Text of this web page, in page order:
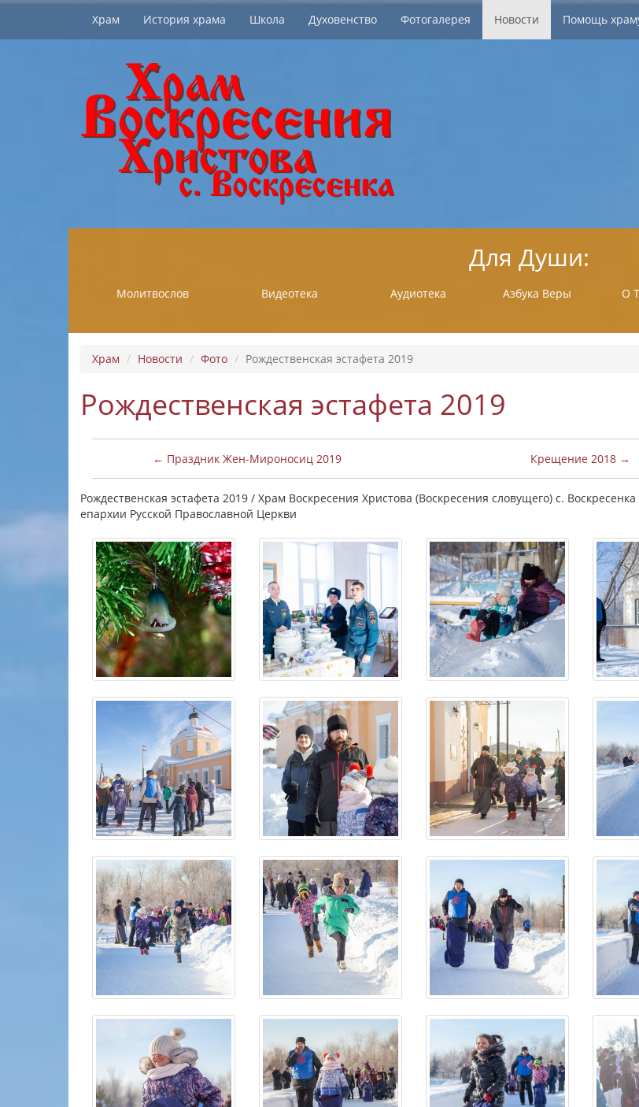
Храм История храма Школа Духовенство Фотогалерея Новости Помощь
Для Души:
Молитвослов Видеотека Аудиотека Азбука Веры О
Храм Новости Фото Рождественская эстафета 2019
Рождественская эстафета 2019
← Праздник Жен-Мироносиц 2019 Крещение 2018 →
Рождественская эстафета 2019 / Храм Воскресения Христова (Воскресения словущего) с.
епархии Русской Православной Церкви